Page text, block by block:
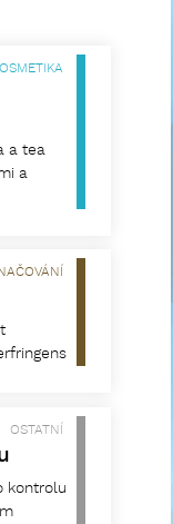
a tea
a
OSTATNÍ
kontrolu